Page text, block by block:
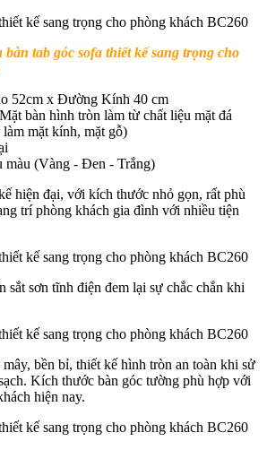
tab góc sofa thiết kế sang trọng cho
52cm x Đường Kính 40 cm
Mặt bàn hình tròn làm từ chất liệu mặt đá
mặt kính, mặt gỗ)
màu (Vàng - Đen - Trắng)
hiện đại, với kích thước nhỏ gọn, rất phù
trí phòng khách gia đình với nhiều tiện
sắt sơn tĩnh điện đem lại sự chắc chắn khi
bền bỉ, thiết kế hình tròn an toàn khi sử
Kích thước bàn góc tường phù hợp với
hiện nay.